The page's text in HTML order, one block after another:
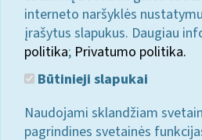
interneto naršyklės
įrašytus slapukus. Daugiau
politika; Privatumo politika.
Būtinieji slapukai
Naudojami sklandžiam
pagrindines svetainės